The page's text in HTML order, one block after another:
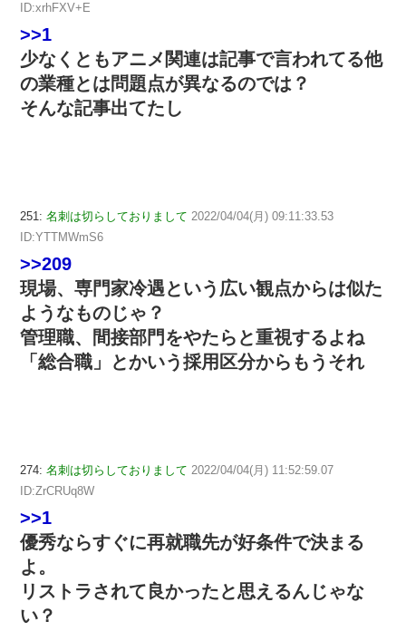
ID:xrhFXV+E
>>1
少なくともアニメ関連は記事で言われてる他
の業種とは問題点が異なるのでは？
そんな記事出てたし
251: 名刺は切らしておりまして 2022/04/04(月) 09:11:33.53
ID:YTTMWmS6
>>209
現場、専門家冷遇という広い観点からは似た
ようなものじゃ？
管理職、間接部門をやたらと重視するよね
「総合職」とかいう採用区分からもうそれ
274: 名刺は切らしておりまして 2022/04/04(月) 11:52:59.07
ID:ZrCRUq8W
>>1
優秀ならすぐに再就職先が好条件で決まる
よ。
リストラされて良かったと思えるんじゃな
い？